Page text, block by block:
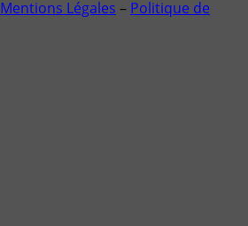
Mentions Légales – Politique de